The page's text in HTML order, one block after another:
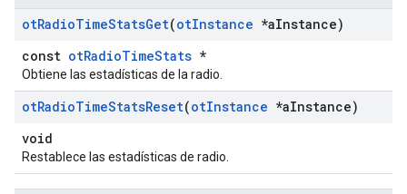
otRadioTimeStatsGet(otInstance *aInstance)
const otRadioTimeStats *
Obtiene las estadísticas de la radio.
otRadioTimeStatsReset(otInstance *aInstance)
void
Restablece las estadísticas de radio.